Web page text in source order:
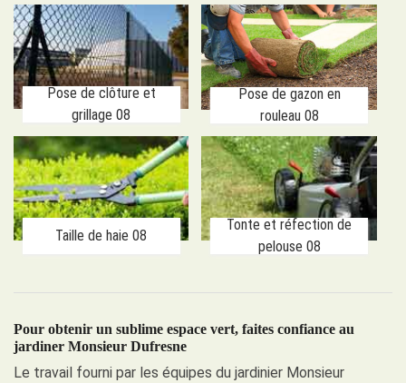
Pose de clôture et
grillage 08
Pose de gazon en
rouleau 08
Taille de haie 08
Tonte et réfection de
pelouse 08
Pour obtenir un sublime espace vert, faites confiance au
jardiner Monsieur Dufresne
Le travail fourni par les équipes du jardinier Monsieur